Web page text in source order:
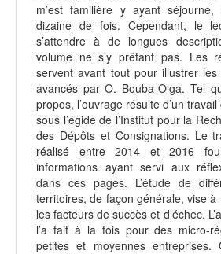
m’est familière y ayant
dizaine de fois. Cependant, le
s’attendre à de longues
volume ne s’y prêtant pas. Les
servent avant tout pour illustrer
avancés par O. Bouba-Olga. Tel
propos, l’ouvrage résulte d’un
sous l’égide de l’Institut pour la
des Dépôts et Consignations. Le
réalisé entre 2014 et 2016
informations ayant servi aux
dans ces pages. L’étude de
territoires, de façon générale, vise
les facteurs de succès et d’échec.
l’a fait à la fois pour des micro-
petites et moyennes entreprises.